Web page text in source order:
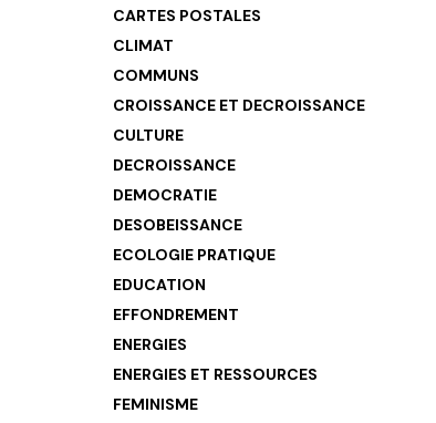
CARTES POSTALES
CLIMAT
COMMUNS
CROISSANCE ET DECROISSANCE
CULTURE
DECROISSANCE
DEMOCRATIE
DESOBEISSANCE
ECOLOGIE PRATIQUE
EDUCATION
EFFONDREMENT
ENERGIES
ENERGIES ET RESSOURCES
FEMINISME